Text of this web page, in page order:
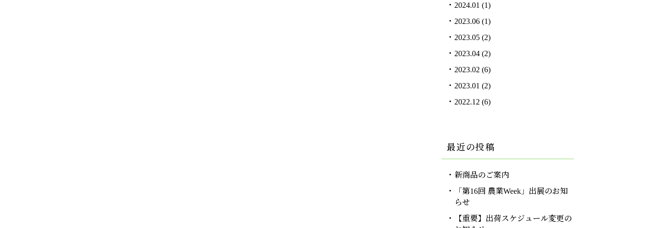
2024.01 (1)
2023.06 (1)
2023.05 (2)
2023.04 (2)
2023.02 (6)
2023.01 (2)
2022.12 (6)
最近の投稿
新商品のご案内
「第16回 農業Week」出展のお知
らせ
【重要】出荷スケジュール変更の